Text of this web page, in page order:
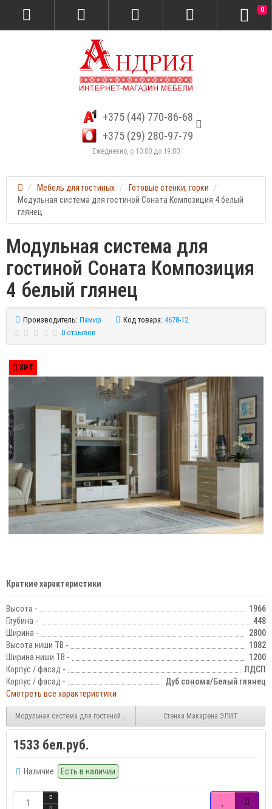
+375 (44) 770-86-68
+375 (29) 280-97-79
Ежедневно, с 10:00 до 19:00
0
Мебель для гостиных
Готовые стенки, горки
Модульная система для гостиной Соната Композиция 4 белый
глянец
Модульная система для
гостиной Соната Композиция
4 белый глянец
Производитель: Памир Код товара: 4678-12
0 отзывов
ХИТ
Краткие характеристики
Высота -
1966
Глубина -
448
Ширина -
2800
Высота ниши ТВ -
1082
Ширина ниши ТВ -
1200
Корпус / фасад -
ЛДСП
Корпус / фасад -
Дуб сонома/Белый глянец
Смотреть все характеристики
Модульная система для гостиной Соната Композиция 3 белый глянец
Стенка Макарена ЭЛИТ
1533 бел.руб.
Наличие: Есть в наличии